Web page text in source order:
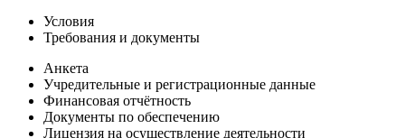
Условия
Требования и документы
Анкета
Учредительные и регистрационные данные
Финансовая отчётность
Документы по обеспечению
Лицензия на осуществление деятельности